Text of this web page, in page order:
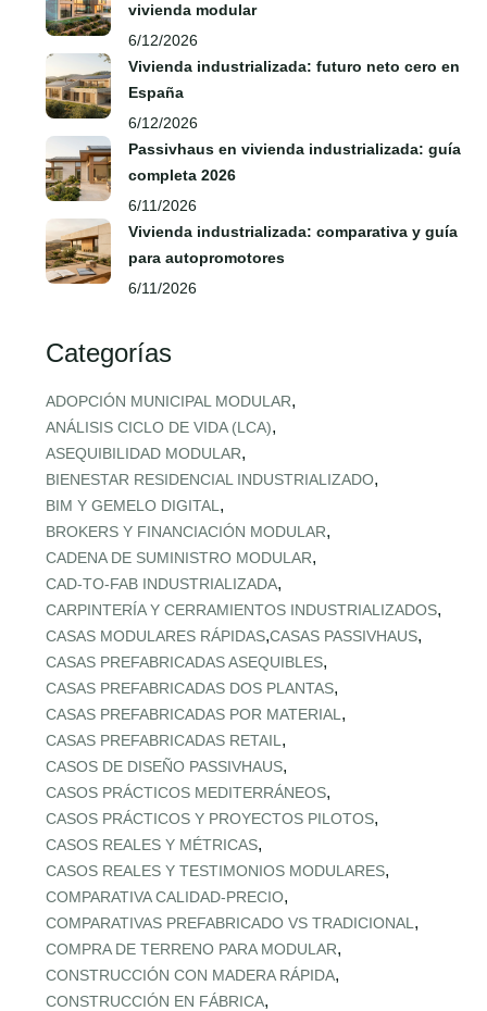
vivienda modular
6/12/2026
Vivienda industrializada: futuro neto cero en
España
6/12/2026
Passivhaus en vivienda industrializada: guía
completa 2026
6/11/2026
Vivienda industrializada: comparativa y guía
para autopromotores
6/11/2026
Categorías
ADOPCIÓN MUNICIPAL MODULAR,
ANÁLISIS CICLO DE VIDA (LCA),
ASEQUIBILIDAD MODULAR,
BIENESTAR RESIDENCIAL INDUSTRIALIZADO,
BIM Y GEMELO DIGITAL ,
BROKERS Y FINANCIACIÓN MODULAR,
CADENA DE SUMINISTRO MODULAR,
CAD‑TO‑FAB INDUSTRIALIZADA,
CARPINTERÍA Y CERRAMIENTOS INDUSTRIALIZADOS,
CASAS MODULARES RÁPIDAS,CASAS PASSIVHAUS,
CASAS PREFABRICADAS ASEQUIBLES,
CASAS PREFABRICADAS DOS PLANTAS,
CASAS PREFABRICADAS POR MATERIAL ,
CASAS PREFABRICADAS RETAIL ,
CASOS DE DISEÑO PASSIVHAUS,
CASOS PRÁCTICOS MEDITERRÁNEOS,
CASOS PRÁCTICOS Y PROYECTOS PILOTOS,
CASOS REALES Y MÉTRICAS,
CASOS REALES Y TESTIMONIOS MODULARES,
COMPARATIVA CALIDAD‑PRECIO,
COMPARATIVAS PREFABRICADO VS TRADICIONAL ,
COMPRA DE TERRENO PARA MODULAR,
CONSTRUCCIÓN CON MADERA RÁPIDA,
CONSTRUCCIÓN EN FÁBRICA,